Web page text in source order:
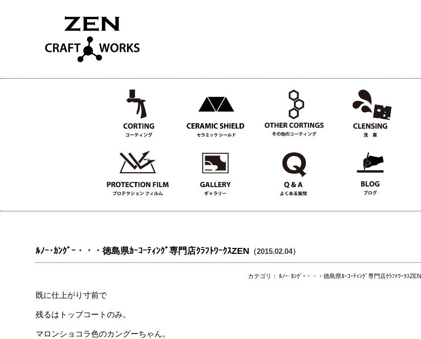
ﾙﾉｰ･ｶﾝｸﾞｰ・・・徳島県ｶｰｺｰﾃｨﾝｸﾞ専門店ｸﾗﾌﾄﾜｰｸｽZEN （2015.02.04）
カテゴリ： ﾙﾉｰ･ｶﾝｸﾞｰ・・・徳島県ｶｰｺｰﾃｨﾝｸﾞ専門店ｸﾗﾌﾄﾜｰｸｽZEN
既に仕上がり寸前で
残るはトップコートのみ。
マロンショコラ色のカングーちゃん。